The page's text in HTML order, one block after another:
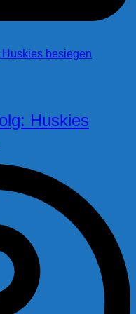
Huskies